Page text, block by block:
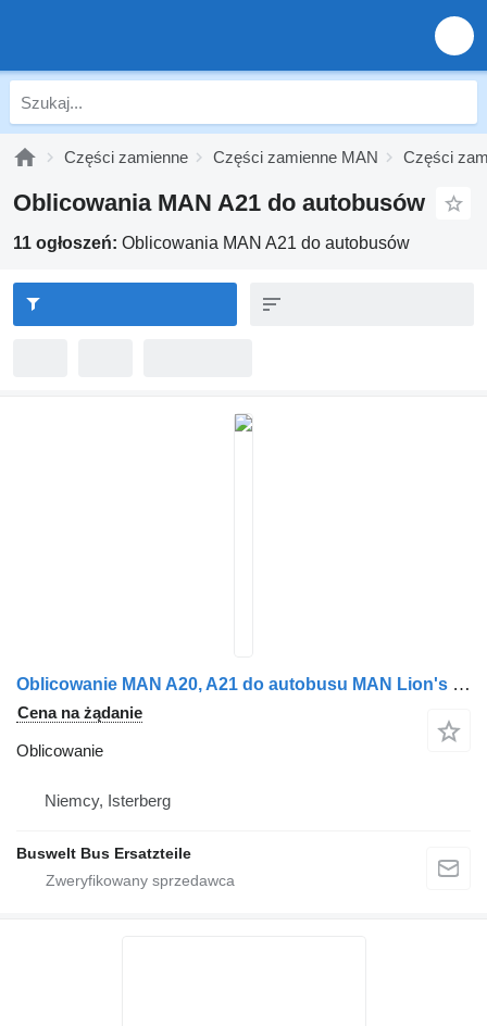
Części zamienne Części zamienne MAN Części
Oblicowania MAN A21 do autobusów
11 ogłoszeń: Oblicowania MAN A21 do autobusów
Oblicowanie MAN A20, A21 do autobusu MAN Lion's city, Lion's coach, Lion's regio
Cena na żądanie
Oblicowanie
Niemcy, Isterberg
Buswelt Bus Ersatzteile